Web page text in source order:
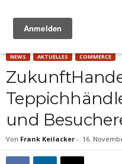
NEWS AKTUELLES COMMERCE
und
Von Frank Keilacker - 16.